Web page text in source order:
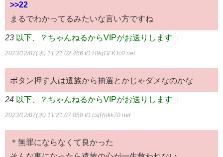
>>22
まるでわかってるみたいな言い方ですね
23 以下、？ちゃんねるからVIPがお送りします ：
2023/12/07(木) 11:21:02.466 ID:H9qGFKTc0.net
ボタン押す人は遺族から抽選とかじゃダメなのかな
24 以下、？ちゃんねるからVIPがお送りします ：
2023/12/07(木) 11:21:07.858 ID:csjRnkk70.net
＊無罪にならなくて良かった